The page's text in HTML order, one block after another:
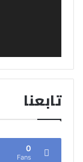
تابعنا
0
Fans